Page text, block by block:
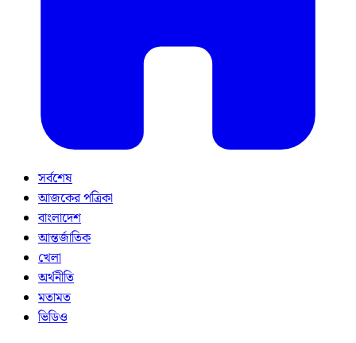
সর্বশেষ
আজকের পত্রিকা
বাংলাদেশ
আন্তর্জাতিক
খেলা
অর্থনীতি
মতামত
ভিডিও